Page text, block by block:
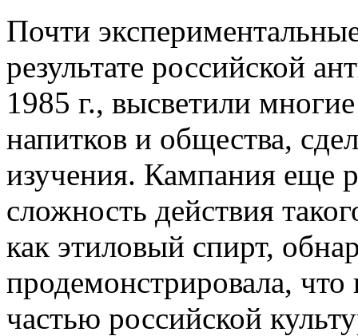
Почти
результате российской
1985 г., высветили
напитков и общества,
изучения. Кампания еще
сложность действия
как этиловый спирт,
продемонстрировала,
частью российской